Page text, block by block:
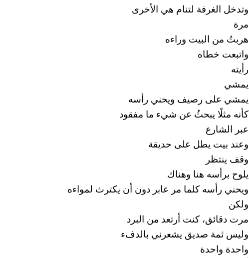
وتدخل الغرفة لتنام هي الأخرى
مرة
هربتُ من البيت وراءه
واتبعت خطاه
رأيته
يمشي
يمشي على رصيف ويحني رأسه
كأنه مثلًا يبحثُ عن شيء ما مفقود
عبر الشارع
وعند بيت يطل على حديقة
وقف ينتظر
يلوح برأسه هنا وهناك
ويحني رأسه كلما مر عابر دون أن يكترث لمواءه
ولكن
مرت دقائق، كنت أرتعد من البرد
وليس ثمة صديق يشعرني بالدفء
واحدة واحدة